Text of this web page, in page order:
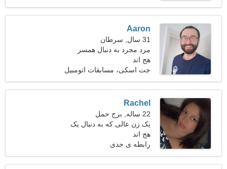
Aaron
31 سال, سرطان
مرد مجرد به دنبال همسر
هج اند
جت اسکی، مسابقات اتومبیل
رانی
Rachel
22 ساله, برج حمل
یک زن عالی که به دنبال یک
رابطه واقعی است
هج اند
رابطه ی جدی